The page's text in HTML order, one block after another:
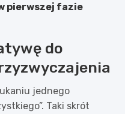
pierwszej fazie
do
jednego
Taki skrót